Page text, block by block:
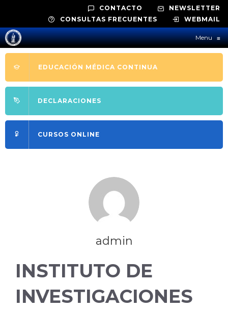
CONTACTO
NEWSLETTER
CONSULTAS FRECUENTES
WEBMAIL
Menu≡
EDUCACIÓN MÉDICA CONTINUA
DECLARACIONES
CURSOS ONLINE
admin
INSTITUTO DE
INVESTIGACIONES